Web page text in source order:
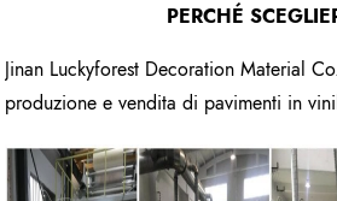
PERCHÉ
Jinan Luckyforest Decoration Material
produzione e vendita di pavimenti in